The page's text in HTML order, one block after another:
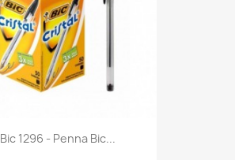
Anteprima
Bic 1296 - Penna Bic...